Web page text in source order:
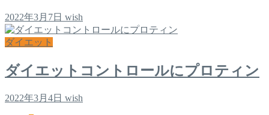
2022年3月7日 wish
ダイエット
ダイエットコントロールにプロティン
2022年3月4日 wish